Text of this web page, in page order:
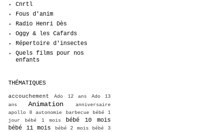
Cnrtl
Fous d'anim
Radio Henri Dès
Oggy & les Cafards
Répertoire d'insectes
Quels films pour nos
enfants
THÉMATIQUES
accouchement Ado 12 ans
Ado 13
ans
Animation
anniversaire
apollo 8
autonomie barbecue
bébé 1
jour
bébé 1 mois
bébé 10 mois
bébé 11 mois
bébé 2 mois
bébé 3